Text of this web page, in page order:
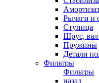
Рычаги и
Ступица
Шрус,
Пружины
Детали
Фильтры
Фильтры
назад